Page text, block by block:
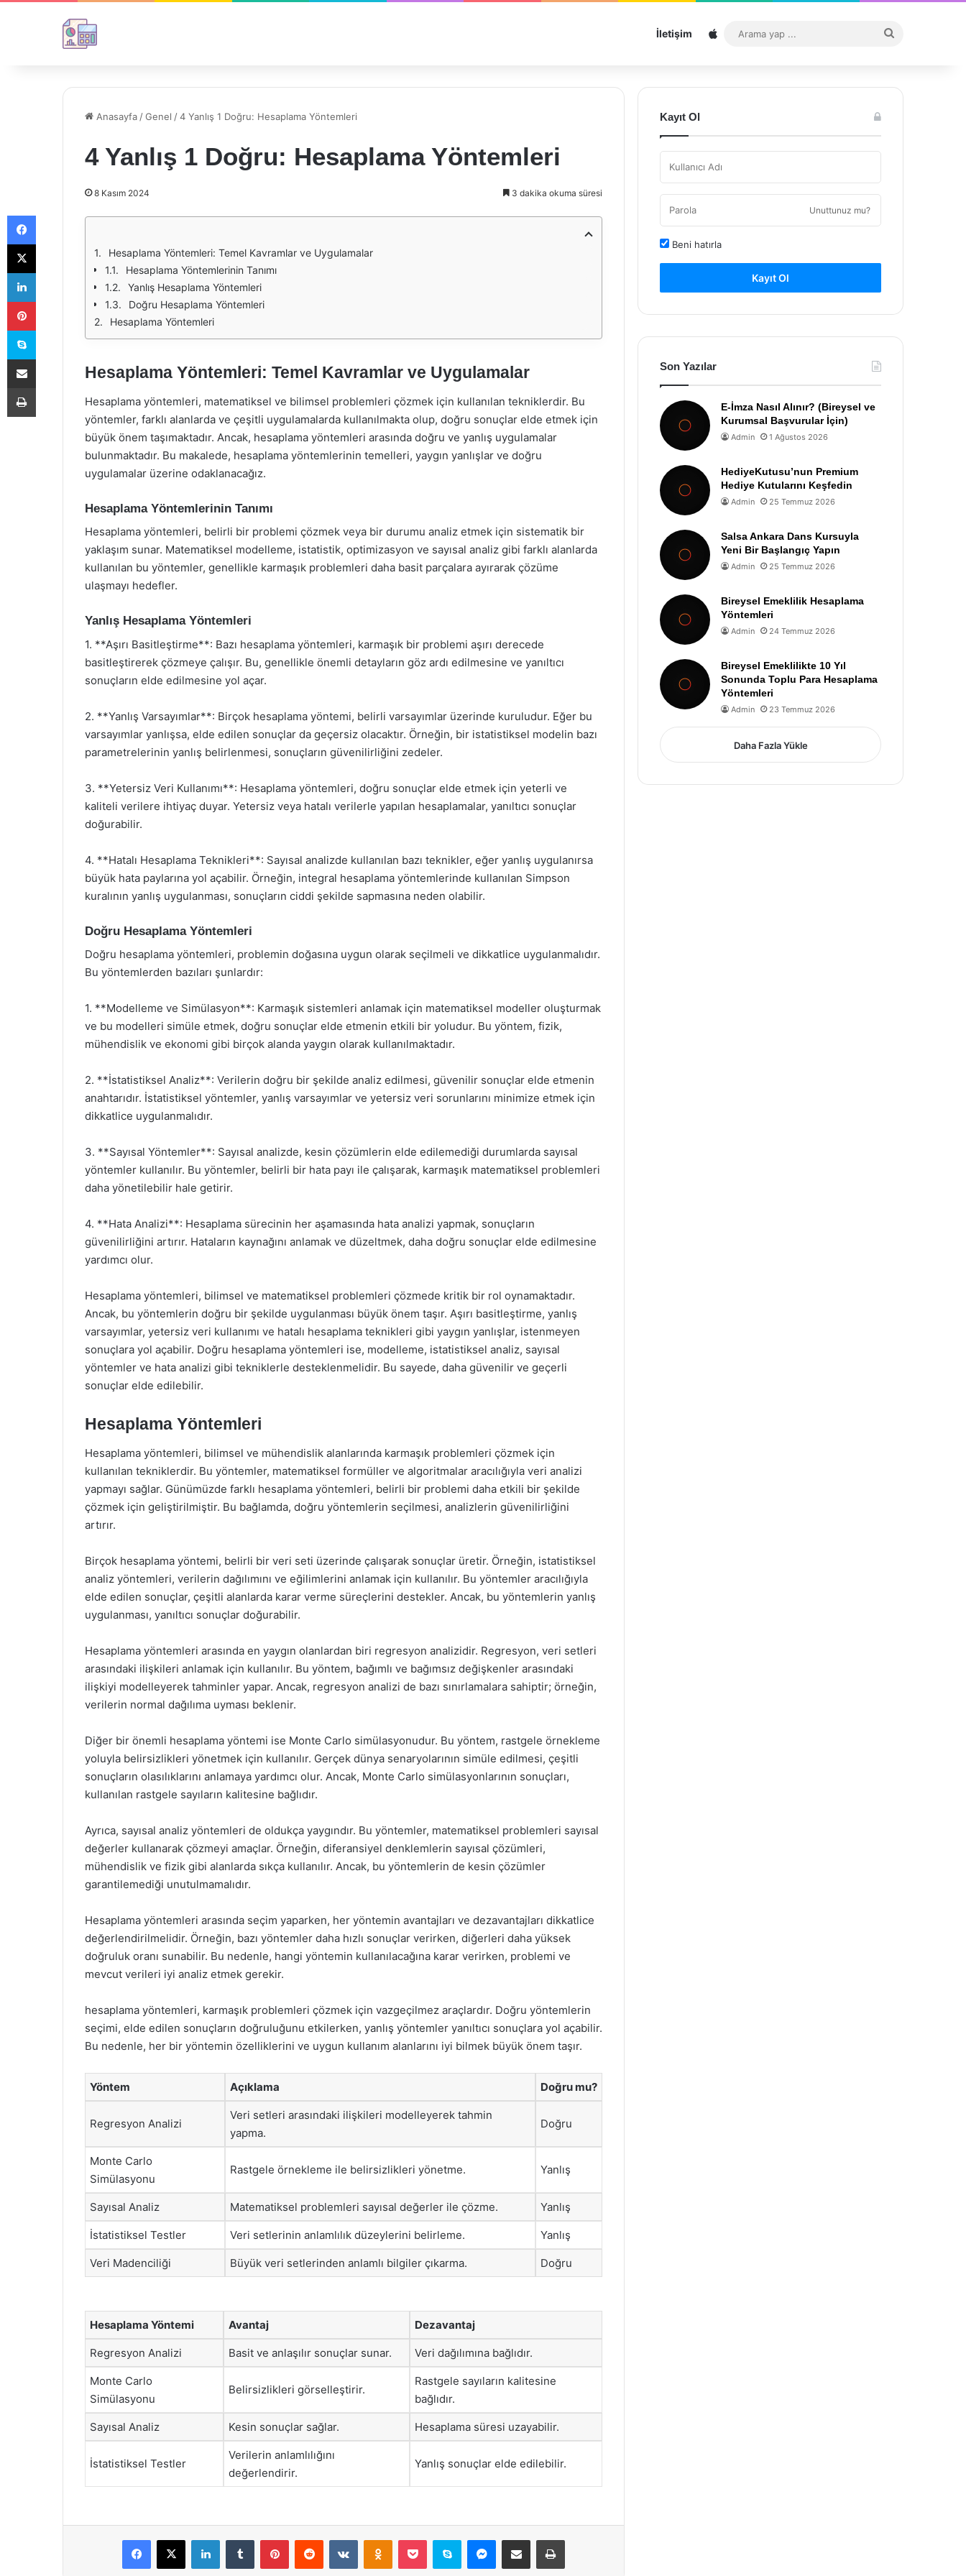
İletişim Sitemap
...
Anasayfa /Genel /4 Yanlış 1 Doğru: Hesaplama Yöntemleri
4 Yanlış 1 Doğru: Hesaplama Yöntemleri
8 Kasım 2024 3 dakika okuma süresi
Hesaplama Yöntemleri: Temel Kavramlar ve Uygulamalar
Hesaplama Yöntemlerinin Tanımı
Yanlış Hesaplama Yöntemleri
Doğru Hesaplama Yöntemleri
Hesaplama Yöntemleri
Hesaplama Yöntemleri: Temel Kavramlar ve Uygulamalar
Hesaplama yöntemleri, matematiksel ve bilimsel problemleri çözmek için kullanılan tekniklerdir. Bu
yöntemler, farklı alanlarda ve çeşitli uygulamalarda kullanılmakta olup, doğru sonuçlar elde etmek için
büyük önem taşımaktadır. Ancak, hesaplama yöntemleri arasında doğru ve yanlış uygulamalar
bulunmaktadır. Bu makalede, hesaplama yöntemlerinin temelleri, yaygın yanlışlar ve doğru
uygulamalar üzerine odaklanacağız.
Hesaplama Yöntemlerinin Tanımı
Hesaplama yöntemleri, belirli bir problemi çözmek veya bir durumu analiz etmek için sistematik bir
yaklaşım sunar. Matematiksel modelleme, istatistik, optimizasyon ve sayısal analiz gibi farklı alanlarda
kullanılan bu yöntemler, genellikle karmaşık problemleri daha basit parçalara ayırarak çözüme
ulaşmayı hedefler.
Yanlış Hesaplama Yöntemleri
1. **Aşırı Basitleştirme**: Bazı hesaplama yöntemleri, karmaşık bir problemi aşırı derecede
basitleştirerek çözmeye çalışır. Bu, genellikle önemli detayların göz ardı edilmesine ve yanıltıcı
sonuçların elde edilmesine yol açar.
2. **Yanlış Varsayımlar**: Birçok hesaplama yöntemi, belirli varsayımlar üzerinde kuruludur. Eğer bu
varsayımlar yanlışsa, elde edilen sonuçlar da geçersiz olacaktır. Örneğin, bir istatistiksel modelin bazı
parametrelerinin yanlış belirlenmesi, sonuçların güvenilirliğini zedeler.
3. **Yetersiz Veri Kullanımı**: Hesaplama yöntemleri, doğru sonuçlar elde etmek için yeterli ve
kaliteli verilere ihtiyaç duyar. Yetersiz veya hatalı verilerle yapılan hesaplamalar, yanıltıcı sonuçlar
doğurabilir.
4. **Hatalı Hesaplama Teknikleri**: Sayısal analizde kullanılan bazı teknikler, eğer yanlış uygulanırsa
büyük hata paylarına yol açabilir. Örneğin, integral hesaplama yöntemlerinde kullanılan Simpson
kuralının yanlış uygulanması, sonuçların ciddi şekilde sapmasına neden olabilir.
Doğru Hesaplama Yöntemleri
Doğru hesaplama yöntemleri, problemin doğasına uygun olarak seçilmeli ve dikkatlice uygulanmalıdır.
Bu yöntemlerden bazıları şunlardır:
1. **Modelleme ve Simülasyon**: Karmaşık sistemleri anlamak için matematiksel modeller oluşturmak
ve bu modelleri simüle etmek, doğru sonuçlar elde etmenin etkili bir yoludur. Bu yöntem, fizik,
mühendislik ve ekonomi gibi birçok alanda yaygın olarak kullanılmaktadır.
2. **İstatistiksel Analiz**: Verilerin doğru bir şekilde analiz edilmesi, güvenilir sonuçlar elde etmenin
anahtarıdır. İstatistiksel yöntemler, yanlış varsayımlar ve yetersiz veri sorunlarını minimize etmek için
dikkatlice uygulanmalıdır.
3. **Sayısal Yöntemler**: Sayısal analizde, kesin çözümlerin elde edilemediği durumlarda sayısal
yöntemler kullanılır. Bu yöntemler, belirli bir hata payı ile çalışarak, karmaşık matematiksel problemleri
daha yönetilebilir hale getirir.
4. **Hata Analizi**: Hesaplama sürecinin her aşamasında hata analizi yapmak, sonuçların
güvenilirliğini artırır. Hataların kaynağını anlamak ve düzeltmek, daha doğru sonuçlar elde edilmesine
yardımcı olur.
Hesaplama yöntemleri, bilimsel ve matematiksel problemleri çözmede kritik bir rol oynamaktadır.
Ancak, bu yöntemlerin doğru bir şekilde uygulanması büyük önem taşır. Aşırı basitleştirme, yanlış
varsayımlar, yetersiz veri kullanımı ve hatalı hesaplama teknikleri gibi yaygın yanlışlar, istenmeyen
sonuçlara yol açabilir. Doğru hesaplama yöntemleri ise, modelleme, istatistiksel analiz, sayısal
yöntemler ve hata analizi gibi tekniklerle desteklenmelidir. Bu sayede, daha güvenilir ve geçerli
sonuçlar elde edilebilir.
Hesaplama Yöntemleri
Hesaplama yöntemleri, bilimsel ve mühendislik alanlarında karmaşık problemleri çözmek için
kullanılan tekniklerdir. Bu yöntemler, matematiksel formüller ve algoritmalar aracılığıyla veri analizi
yapmayı sağlar. Günümüzde farklı hesaplama yöntemleri, belirli bir problemi daha etkili bir şekilde
çözmek için geliştirilmiştir. Bu bağlamda, doğru yöntemlerin seçilmesi, analizlerin güvenilirliğini
artırır.
Birçok hesaplama yöntemi, belirli bir veri seti üzerinde çalışarak sonuçlar üretir. Örneğin, istatistiksel
analiz yöntemleri, verilerin dağılımını ve eğilimlerini anlamak için kullanılır. Bu yöntemler aracılığıyla
elde edilen sonuçlar, çeşitli alanlarda karar verme süreçlerini destekler. Ancak, bu yöntemlerin yanlış
uygulanması, yanıltıcı sonuçlar doğurabilir.
Hesaplama yöntemleri arasında en yaygın olanlardan biri regresyon analizidir. Regresyon, veri setleri
arasındaki ilişkileri anlamak için kullanılır. Bu yöntem, bağımlı ve bağımsız değişkenler arasındaki
ilişkiyi modelleyerek tahminler yapar. Ancak, regresyon analizi de bazı sınırlamalara sahiptir; örneğin,
verilerin normal dağılıma uyması beklenir.
Diğer bir önemli hesaplama yöntemi ise Monte Carlo simülasyonudur. Bu yöntem, rastgele örnekleme
yoluyla belirsizlikleri yönetmek için kullanılır. Gerçek dünya senaryolarının simüle edilmesi, çeşitli
sonuçların olasılıklarını anlamaya yardımcı olur. Ancak, Monte Carlo simülasyonlarının sonuçları,
kullanılan rastgele sayıların kalitesine bağlıdır.
Ayrıca, sayısal analiz yöntemleri de oldukça yaygındır. Bu yöntemler, matematiksel problemleri sayısal
değerler kullanarak çözmeyi amaçlar. Örneğin, diferansiyel denklemlerin sayısal çözümleri,
mühendislik ve fizik gibi alanlarda sıkça kullanılır. Ancak, bu yöntemlerin de kesin çözümler
garantilemediği unutulmamalıdır.
Hesaplama yöntemleri arasında seçim yaparken, her yöntemin avantajları ve dezavantajları dikkatlice
değerlendirilmelidir. Örneğin, bazı yöntemler daha hızlı sonuçlar verirken, diğerleri daha yüksek
doğruluk oranı sunabilir. Bu nedenle, hangi yöntemin kullanılacağına karar verirken, problemi ve
mevcut verileri iyi analiz etmek gerekir.
hesaplama yöntemleri, karmaşık problemleri çözmek için vazgeçilmez araçlardır. Doğru yöntemlerin
seçimi, elde edilen sonuçların doğruluğunu etkilerken, yanlış yöntemler yanıltıcı sonuçlara yol açabilir.
Bu nedenle, her bir yöntemin özelliklerini ve uygun kullanım alanlarını iyi bilmek büyük önem taşır.
Yöntem Açıklama Doğru mu?
Regresyon Analizi
Veri setleri arasındaki ilişkileri modelleyerek tahmin
yapma.
Doğru
Monte Carlo
Simülasyonu
Rastgele örnekleme ile belirsizlikleri yönetme. Yanlış
Sayısal Analiz Matematiksel problemleri sayısal değerler ile çözme. Yanlış
İstatistiksel Testler Veri setlerinin anlamlılık düzeylerini belirleme. Yanlış
Veri Madenciliği Büyük veri setlerinden anlamlı bilgiler çıkarma. Doğru
Hesaplama Yöntemi Avantaj Dezavantaj
Regresyon Analizi Basit ve anlaşılır sonuçlar sunar. Veri dağılımına bağlıdır.
Monte Carlo
Simülasyonu
Belirsizlikleri görselleştirir.
Rastgele sayıların kalitesine
bağlıdır.
Sayısal Analiz Kesin sonuçlar sağlar. Hesaplama süresi uzayabilir.
İstatistiksel Testler
Verilerin anlamlılığını
değerlendirir.
Yanlış sonuçlar elde edilebilir.
Facebook
X LinkedInTumblr PinterestReddit VKontakteOdnoklassniki
Pocket Skype Messenger
E-Posta ile paylaş Yazdır
Kayıt Ol
Unuttunuz mu?
Beni hatırla
Kayıt Ol
Son Yazılar
E-İmza Nasıl Alınır? (Bireysel ve
Kurumsal Başvurular İçin)
Admin 1 Ağustos 2026
HediyeKutusu’nun Premium
Hediye Kutularını Keşfedin
Admin 25 Temmuz 2026
Salsa Ankara Dans Kursuyla
Yeni Bir Başlangıç Yapın
Admin 25 Temmuz 2026
Bireysel Emeklilik Hesaplama
Yöntemleri
Admin 24 Temmuz 2026
Bireysel Emeklilikte 10 Yıl
Sonunda Toplu Para Hesaplama
Yöntemleri
Admin 23 Temmuz 2026
Daha Fazla Yükle
Facebook
X
LinkedIn
Pinterest
Skype
E-Posta ile paylaş